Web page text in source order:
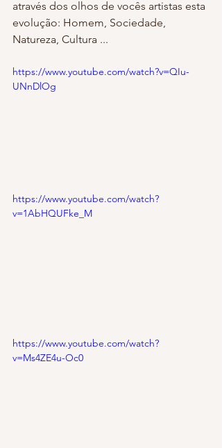
através dos olhos de vocês artistas esta
evolução: Homem, Sociedade,
Natureza, Cultura ...
https://www.youtube.com/watch?v=QIu-
UNnDlOg
https://www.youtube.com/watch?
v=1AbHQUFke_M
https://www.youtube.com/watch?
v=Ms4ZE4u-Oc0